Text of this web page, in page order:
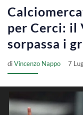
per Cerci: il
sorpassa i
diVincenzo Nappo 7